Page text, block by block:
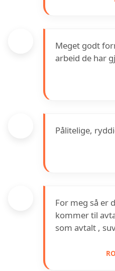
Meget godt
arbeid de har
Pålitelige,
For meg så er
kommer til
som avtalt ,